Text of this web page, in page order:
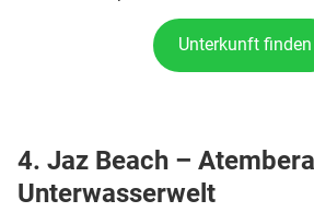
Unterkunft finden
4. Jaz Beach –
Unterwasserwelt